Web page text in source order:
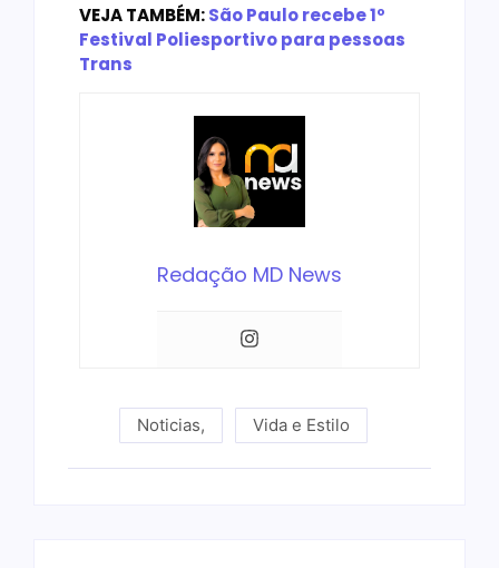
VEJA TAMBÉM:São Paulo recebe 1º
Festival Poliesportivo para pessoas
Trans
Redação MD News
Noticias, Vida e Estilo